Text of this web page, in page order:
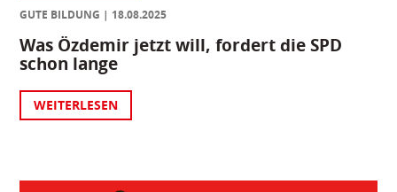
GUTE BILDUNG
18.08.2025
Was Özdemir jetzt will, fordert die SPD
schon lange
WEITERLESEN